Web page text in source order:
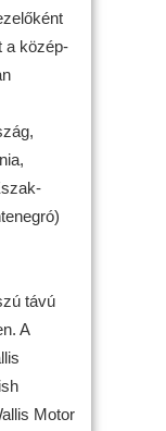
a közép-
távú
A
Motor